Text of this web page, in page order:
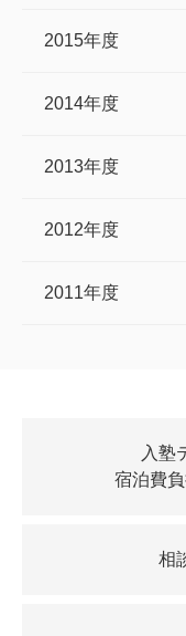
2015年度
2014年度
2013年度
2012年度
2011年度
入塾
宿泊費
相